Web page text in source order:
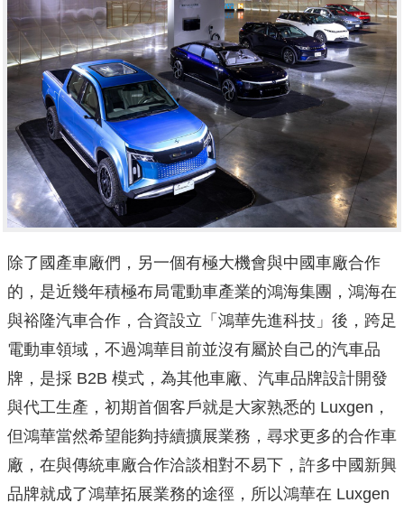
除了國產車廠們，另一個有極大機會與中國車廠合作
的，是近幾年積極布局電動車產業的鴻海集團，鴻海在
與裕隆汽車合作，合資設立「鴻華先進科技」後，跨足
電動車領域，不過鴻華目前並沒有屬於自己的汽車品
牌，是採 B2B 模式，為其他車廠、汽車品牌設計開發
與代工生產，初期首個客戶就是大家熟悉的 Luxgen，
但鴻華當然希望能夠持續擴展業務，尋求更多的合作車
廠，在與傳統車廠合作洽談相對不易下，許多中國新興
品牌就成了鴻華拓展業務的途徑，所以鴻華在 Luxgen